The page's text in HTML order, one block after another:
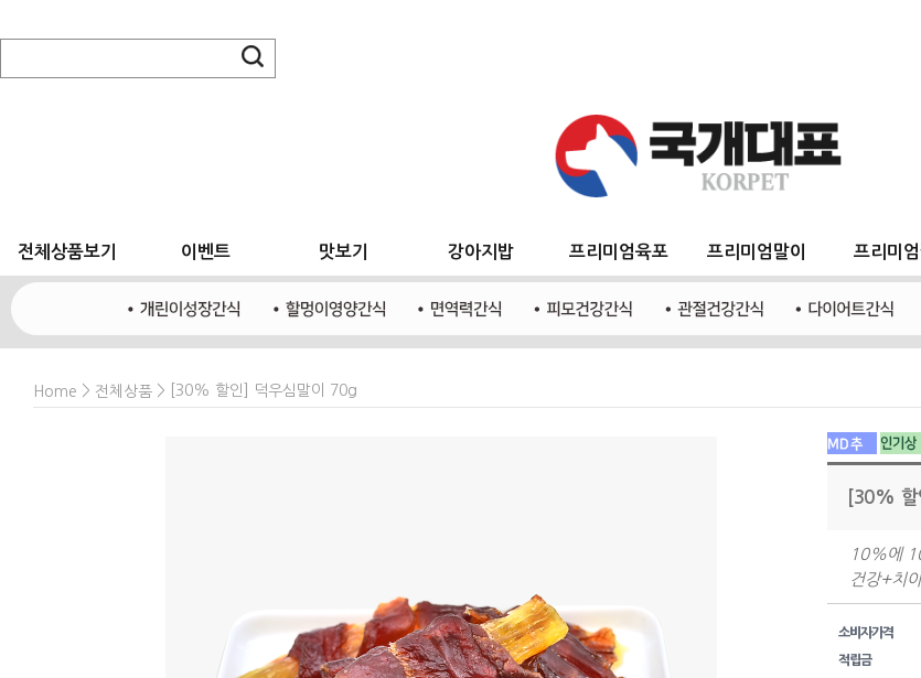
전체상품보기 이벤트 맛보기 강아지밥 프리미엄육포 프리미엄말이 프리미엄
Home > 전체상품 > [30% 할인] 덕우심말이 70g
[30%
10%에
건강+치
소비자가격
적립금